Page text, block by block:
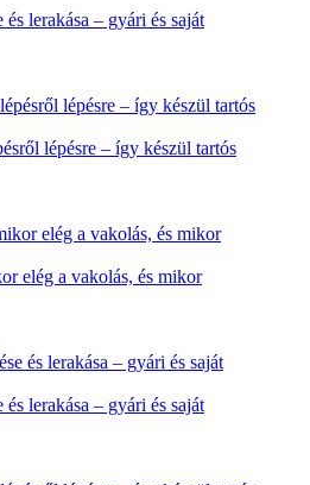
lerakása – gyári és saját
lépésre – így készül tartós
elég a vakolás, és mikor
lerakása – gyári és saját